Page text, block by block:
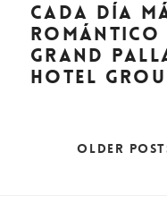
CADA DÍA
ROMÁNTICO
GRAND
HOTEL
OLDER